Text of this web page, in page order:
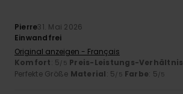
Pierre31. Mai 2026
Einwandfrei
Original anzeigen - Français
Komfort: 5 /5 Preis-Leistungs-Verhältnis
Perfekte Größe Material: 5 /5 Farbe: 5 /5